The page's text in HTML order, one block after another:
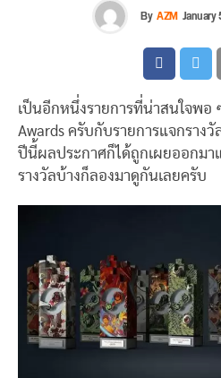
ByAZM January
เป็นอีกหนึ่งรายการที่น่าสนใจพอ
Awards ครับกับรายการแจกรางวั
ปีนี้ผลประกาศก็ได้ถูกเผยออกมา
รางวัลบ้างก็ลองมาดูกันเลยครับ